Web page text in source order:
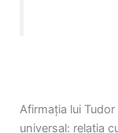
Afirmația lui
universal: relația